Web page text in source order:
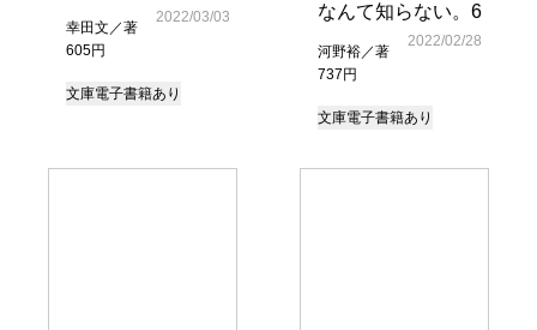
幸田文／著
605円
2022/03/03
文庫電子書籍あり
なんて知らない。6
河野裕／著
737円
2022/02/28
文庫電子書籍あり